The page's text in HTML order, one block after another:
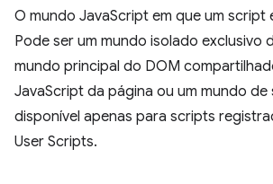
O mundo JavaScript em que um script
Pode ser um mundo isolado exclusivo
mundo principal do DOM
JavaScript da página ou um mundo
disponível apenas para scripts
User Scripts.